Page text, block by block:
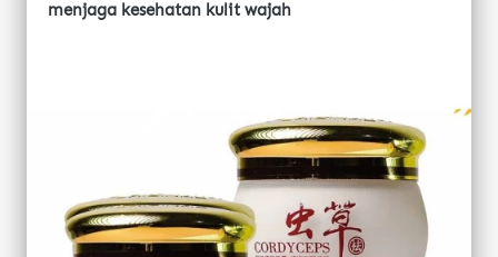
menjaga kesehatan kulit wajah